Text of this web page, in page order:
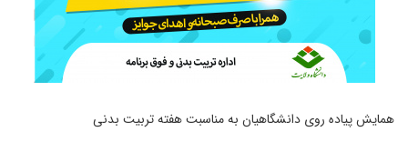
همایش پیاده روی دانشگاهیان به مناسبت هفته تربیت بدنی